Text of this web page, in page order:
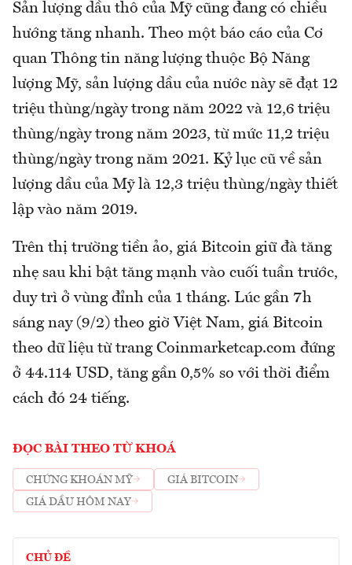
Sản lượng dầu thô của Mỹ cũng đang có chiều
hướng tăng nhanh. Theo một báo cáo của Cơ
quan Thông tin năng lượng thuộc Bộ Năng
lượng Mỹ, sản lượng dầu của nước này sẽ đạt 12
triệu thùng/ngày trong năm 2022 và 12,6 triệu
thùng/ngày trong năm 2023, từ mức 11,2 triệu
thùng/ngày trong năm 2021. Kỷ lục cũ về sản
lượng dầu của Mỹ là 12,3 triệu thùng/ngày thiết
lập vào năm 2019.
Trên thị trường tiền ảo, giá Bitcoin giữ đà tăng
nhẹ sau khi bật tăng mạnh vào cuối tuần trước,
duy trì ở vùng đỉnh của 1 tháng. Lúc gần 7h
sáng nay (9/2) theo giờ Việt Nam, giá Bitcoin
theo dữ liệu từ trang Coinmarketcap.com đứng
ở 44.114 USD, tăng gần 0,5% so với thời điểm
cách đó 24 tiếng.
ĐỌC BÀI THEO TỪ KHOÁ
CHỨNG KHOÁN MỸ
GIÁ BITCOIN
GIÁ DẦU HÔM NAY
CHỦ ĐỀ